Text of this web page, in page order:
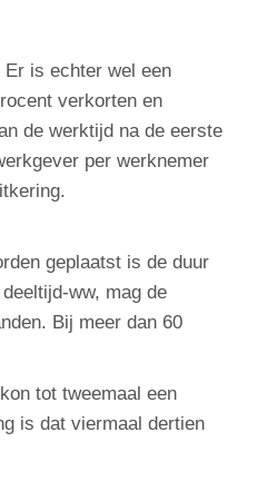
is echter wel een
verkorten en
de werktijd na de eerste
per werknemer
geplaatst is de duur
ww, mag de
Bij meer dan 60
tot tweemaal een
is dat viermaal dertien